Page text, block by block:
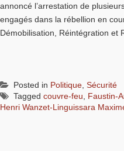
annoncé l’arrestation de
engagés dans la rébellion en
Démobilisation, Réintégration et
Posted in Politique Sécurité
Tagged couvre-feu Faustin-
Henri Wanzet-Linguissara